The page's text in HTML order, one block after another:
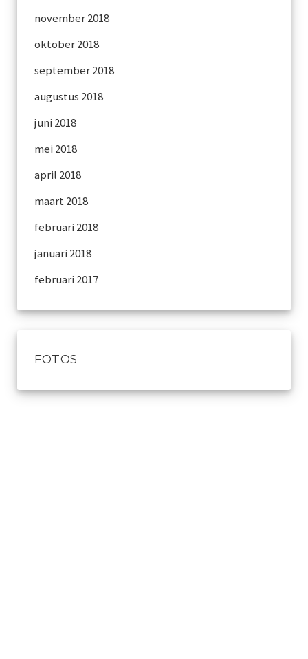
november 2018
oktober 2018
september 2018
augustus 2018
juni 2018
mei 2018
april 2018
maart 2018
februari 2018
januari 2018
februari 2017
FOTOS